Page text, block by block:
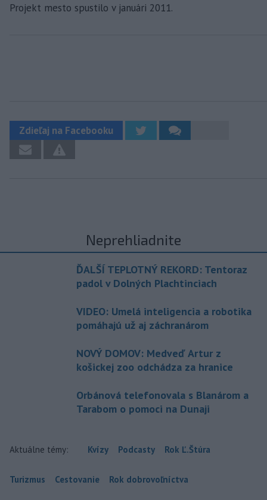
Projekt mesto spustilo v januári 2011.
Zdieľaj na Facebooku
Neprehliadnite
ĎALŠÍ TEPLOTNÝ REKORD: Tentoraz
padol v Dolných Plachtinciach
VIDEO: Umelá inteligencia a robotika
pomáhajú už aj záchranárom
NOVÝ DOMOV: Medveď Artur z
košickej zoo odchádza za hranice
Orbánová telefonovala s Blanárom a
Tarabom o pomoci na Dunaji
Aktuálne témy: Kvízy Podcasty Rok Ľ.Štúra
Turizmus Cestovanie Rok dobrovoľníctva